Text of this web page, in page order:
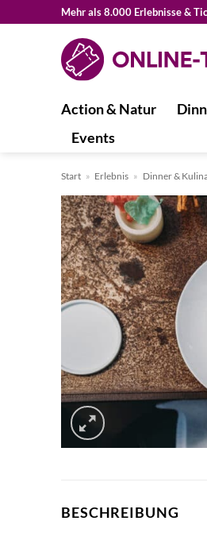
Mehr als 8.000 Erlebnisse &
Action & Natur
Events
Start » Erlebnis » Dinner &
BESCHREIBUNG